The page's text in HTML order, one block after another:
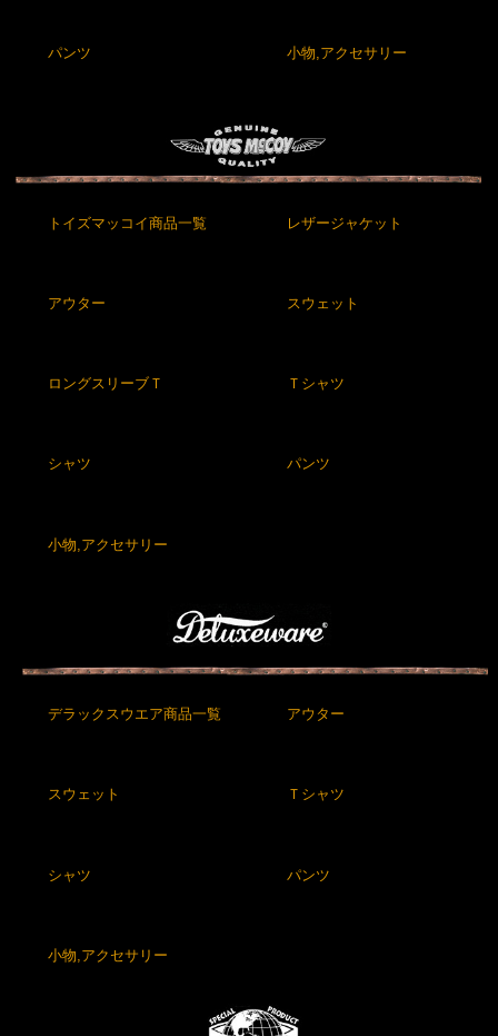
パンツ 小物,アクセサリー
トイズマッコイ商品一覧 レザージャケット
アウター スウェット
ロングスリーブＴ Ｔシャツ
シャツ パンツ
小物,アクセサリー
デラックスウエア商品一覧 アウター
スウェット Ｔシャツ
シャツ パンツ
小物,アクセサリー